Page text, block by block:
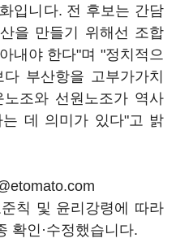
입니다. 전 후보는 간담
을 만들기 위해선 조합
내야 한다"며 "정치적으
부산항을 고부가가치
조와 선원노조가 역사
데 의미가 있다"고 밝
칙 및 윤리강령에 따라
확인·수정했습니다.